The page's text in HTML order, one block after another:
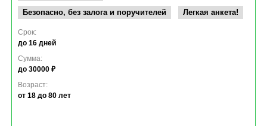
Безопасно, без залога и поручителей
Легкая анкета!
Срок:
до 16 дней
Сумма:
до 30000 ₽
Возраст:
от 18 до 80 лет